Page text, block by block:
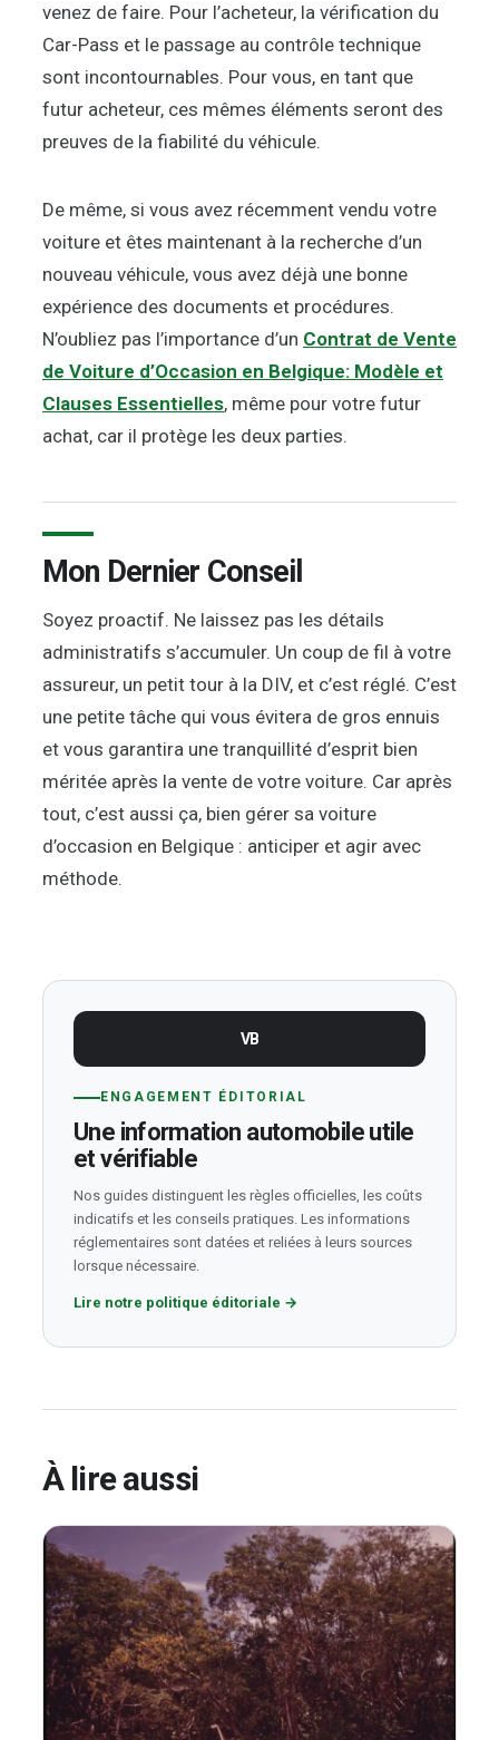
venez de faire. Pour l’acheteur, la vérification du
Car-Pass et le passage au contrôle technique
sont incontournables. Pour vous, en tant que
futur acheteur, ces mêmes éléments seront des
preuves de la fiabilité du véhicule.
De même, si vous avez récemment vendu votre
voiture et êtes maintenant à la recherche d’un
nouveau véhicule, vous avez déjà une bonne
expérience des documents et procédures.
N’oubliez pas l’importance d’un Contrat de Vente
de Voiture d’Occasion en Belgique: Modèle et
Clauses Essentielles, même pour votre futur
achat, car il protège les deux parties.
Mon Dernier Conseil
Soyez proactif. Ne laissez pas les détails
administratifs s’accumuler. Un coup de fil à votre
assureur, un petit tour à la DIV, et c’est réglé. C’est
une petite tâche qui vous évitera de gros ennuis
et vous garantira une tranquillité d’esprit bien
méritée après la vente de votre voiture. Car après
tout, c’est aussi ça, bien gérer sa voiture
d’occasion en Belgique : anticiper et agir avec
méthode.
VB
ENGAGEMENT ÉDITORIAL
Une information automobile utile
et vérifiable
Nos guides distinguent les règles officielles, les coûts
indicatifs et les conseils pratiques. Les informations
réglementaires sont datées et reliées à leurs sources
lorsque nécessaire.
Lire notre politique éditoriale →
À lire aussi